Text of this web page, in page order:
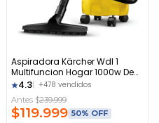
Aspiradora Kärcher Wdl 1
Multifuncion Hogar 1000w De
Tacho Amarillo
4.3 +478 vendidos
Antes $239.999
$119.999 50% OFF